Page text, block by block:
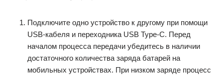
Подключите одно устройство к другому при помощи
USB-кабеля и переходника USB Type-C. Перед
началом процесса передачи убедитесь в наличии
достаточного количества заряда батарей на
мобильных устройствах. При низком заряде процесс